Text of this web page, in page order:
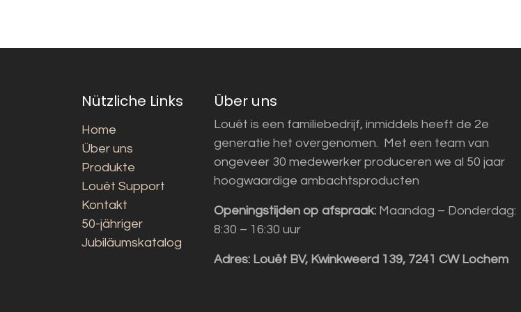
Nützliche Links
Home
Über uns
Produkte
Louët Support
Kontakt
50-jähriger
Jubiläumskatalog
Über uns
Louët is een familiebedrijf, inmiddels heeft de 2e
generatie het overgenomen. Met een team van
ongeveer 30 medewerker produceren we al 50 jaar
hoogwaardige ambachtsproducten
Openingstijden op afspraak: Maandag – Donderdag:
8:30 – 16:30 uur
Adres: Louët BV, Kwinkweerd 139, 7241 CW Lochem